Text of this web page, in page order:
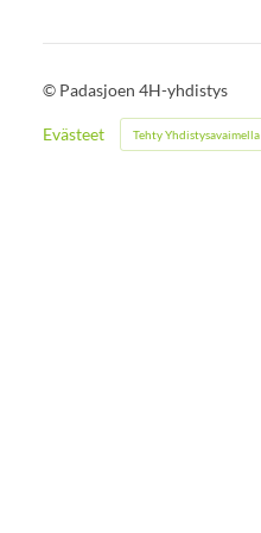
© Padasjoen 4H-yhdistys
Evästeet Tehty Yhdistysavaimella